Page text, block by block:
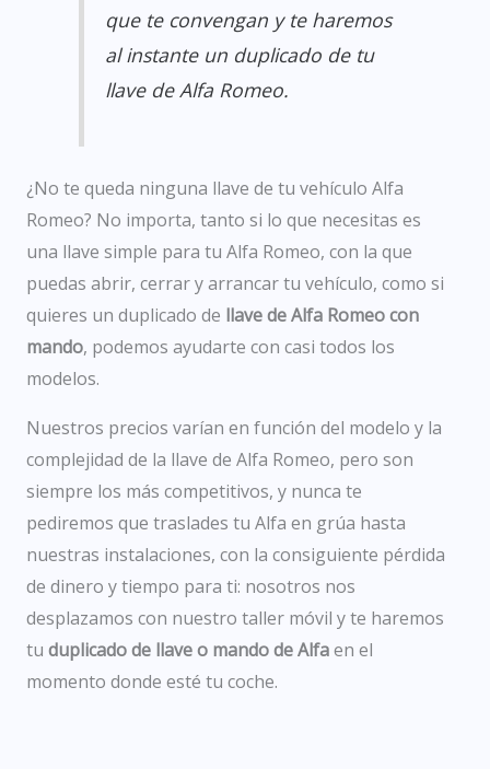
que te convengan y te haremos
al instante un duplicado de tu
llave de Alfa Romeo.
¿No te queda ninguna llave de tu vehículo Alfa
Romeo? No importa, tanto si lo que necesitas es
una llave simple para tu Alfa Romeo, con la que
puedas abrir, cerrar y arrancar tu vehículo, como si
quieres un duplicado de llave de Alfa Romeo con
mando, podemos ayudarte con casi todos los
modelos.
Nuestros precios varían en función del modelo y la
complejidad de la llave de Alfa Romeo, pero son
siempre los más competitivos, y nunca te
pediremos que traslades tu Alfa en grúa hasta
nuestras instalaciones, con la consiguiente pérdida
de dinero y tiempo para ti: nosotros nos
desplazamos con nuestro taller móvil y te haremos
tu duplicado de llave o mando de Alfaen el
momento donde esté tu coche.